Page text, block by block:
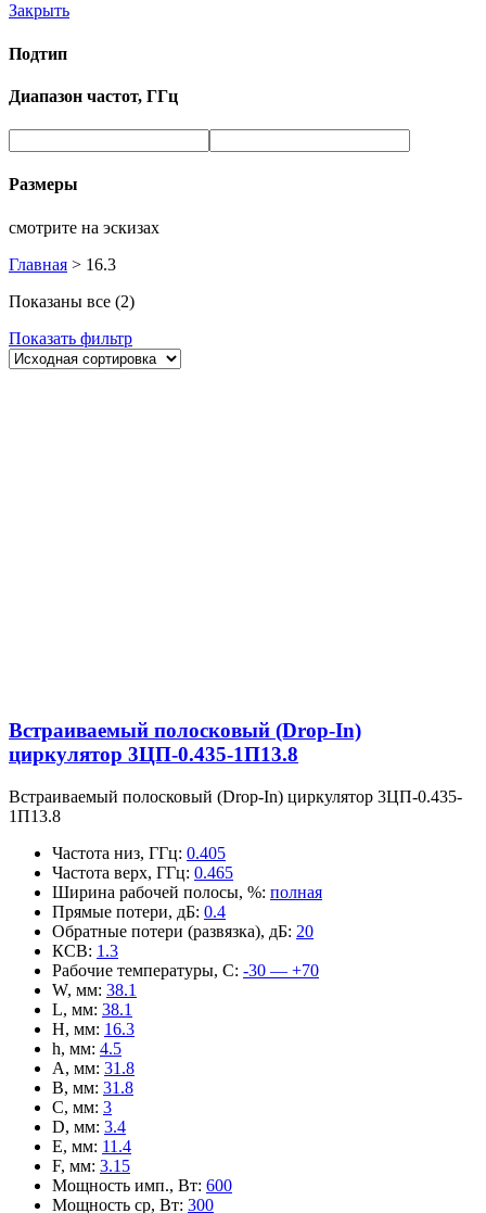
Закрыть
Подтип
Диапазон частот, ГГц
Размеры
смотрите на эскизах
Главная > 16.3
Показаны все (2)
Показать фильтр
Встраиваемый полосковый (Drop-In)
циркулятор 3ЦП-0.435-1П13.8
Встраиваемый полосковый (Drop-In) циркулятор 3ЦП-0.435-
1П13.8
Частота низ, ГГц: 0.405
Частота верх, ГГц: 0.465
Ширина рабочей полосы, %: полная
Прямые потери, дБ: 0.4
Обратные потери (развязка), дБ: 20
КСВ: 1.3
Рабочие температуры, С: -30 — +70
W, мм: 38.1
L, мм: 38.1
H, мм: 16.3
h, мм: 4.5
A, мм: 31.8
B, мм: 31.8
C, мм: 3
D, мм: 3.4
E, мм: 11.4
F, мм: 3.15
Мощность имп., Вт: 600
Мощность ср, Вт: 300